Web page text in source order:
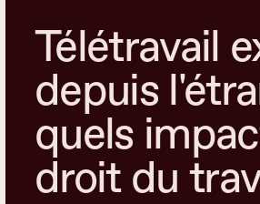
Télétravail
depuis
quels
droit du